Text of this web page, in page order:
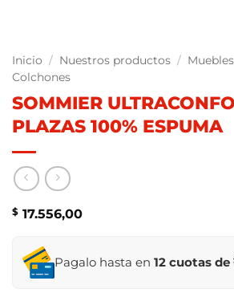
Inicio / Nuestros productos / Muebles
Colchones
SOMMIER
PLAZAS 100% ESPUMA
$ 17.556,00
Pagalo hasta en 12 cuotas de